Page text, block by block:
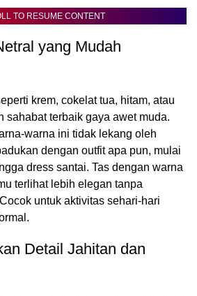
TO RESUME CONTENT
yang Mudah
krem, cokelat tua, hitam, atau
sahabat terbaik gaya awet muda.
warna ini tidak lekang oleh
dengan outfit apa pun, mulai
dress santai. Tas dengan warna
terlihat lebih elegan tanpa
untuk aktivitas sehari-hari
Detail Jahitan dan